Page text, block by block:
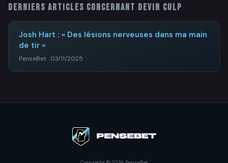
Derniers articles concernant Devin Culp
Josh Hart : « Des lésions nerveuses dans ma main
de tir »
PenseBet · 03/11/2025